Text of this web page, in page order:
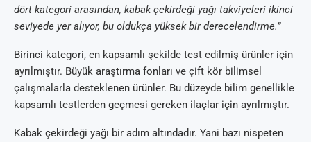
dört kategori arasından, kabak çekirdeği yağı takviyeleri ikinci
seviyede yer alıyor, bu oldukça yüksek bir derecelendirme.”
Birinci kategori, en kapsamlı şekilde test edilmiş ürünler için
ayrılmıştır. Büyük araştırma fonları ve çift kör bilimsel
çalışmalarla desteklenen ürünler. Bu düzeyde bilim genellikle
kapsamlı testlerden geçmesi gereken ilaçlar için ayrılmıştır.
Kabak çekirdeği yağı bir adım altındadır. Yani bazı nispeten